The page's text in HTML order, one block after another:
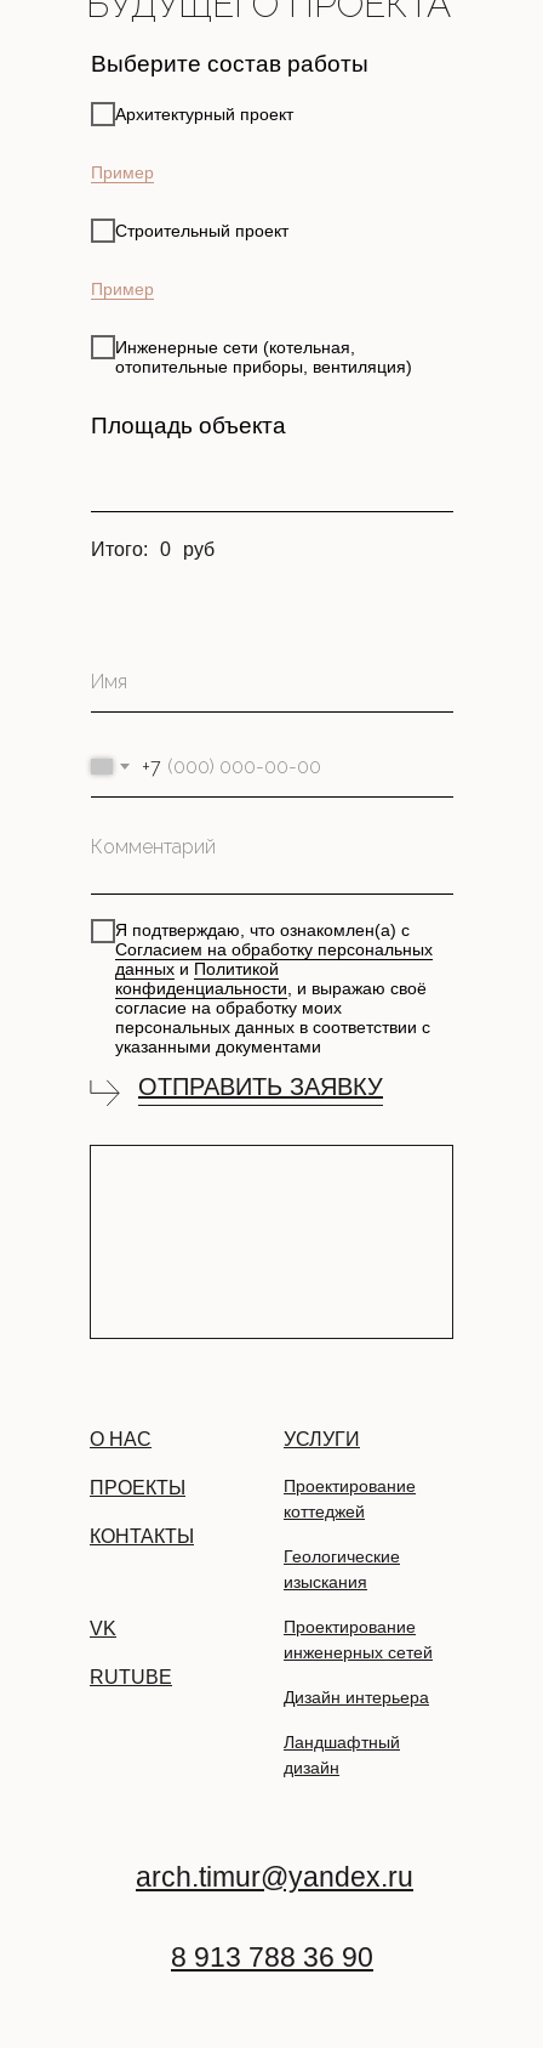
Выберите состав работы
Архитектурный проект
Пример
Строительный проект
Пример
Инженерные сети (котельная,
отопительные приборы, вентиляция)
Площадь объекта
Итого: 0 руб
+7
Я подтверждаю, что ознакомлен(а) с
Согласием на обработку персональных
данных и Политикой
конфиденциальности, и выражаю своё
согласие на обработку моих
персональных данных в соответствии с
указанными документами
ОТПРАВИТЬ ЗАЯВКУ
RUTUBE
VK
О НАС
ПРОЕКТЫ
КОНТАКТЫ
УСЛУГИ
Проектирование
коттеджей
Геологические
изыскания
Проектирование
инженерных сетей
Дизайн интерьера
Ландшафтный
дизайн
arch.timur@yandex.ru
8 913 788 36 90